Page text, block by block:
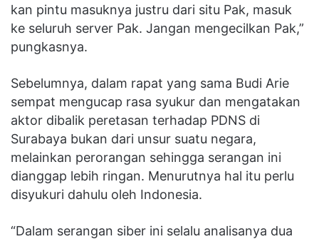
kan pintu masuknya justru dari situ Pak, masuk
ke seluruh server Pak. Jangan mengecilkan Pak,”
pungkasnya.
Sebelumnya, dalam rapat yang sama Budi Arie
sempat mengucap rasa syukur dan mengatakan
aktor dibalik peretasan terhadap PDNS di
Surabaya bukan dari unsur suatu negara,
melainkan perorangan sehingga serangan ini
dianggap lebih ringan. Menurutnya hal itu perlu
disyukuri dahulu oleh Indonesia.
“Dalam serangan siber ini selalu analisanya dua